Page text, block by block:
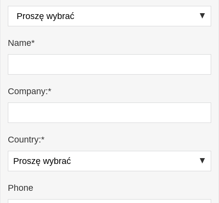
Name*
Company:*
Country:*
Phone